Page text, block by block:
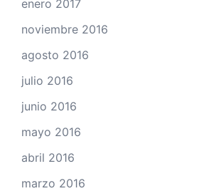
enero 2017
noviembre 2016
agosto 2016
julio 2016
junio 2016
mayo 2016
abril 2016
marzo 2016